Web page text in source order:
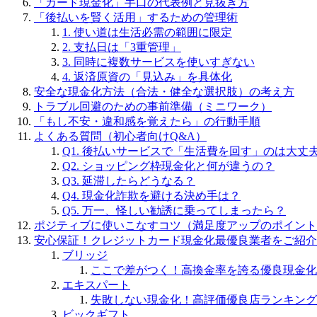
「後払いを賢く活用」するための管理術
1. 使い道は生活必需の範囲に限定
2. 支払日は「3重管理」
3. 同時に複数サービスを使いすぎない
4. 返済原資の「見込み」を具体化
安全な現金化方法（合法・健全な選択肢）の考え方
トラブル回避のための事前準備（ミニワーク）
「もし不安・違和感を覚えたら」の行動手順
よくある質問（初心者向けQ&A）
Q1. 後払いサービスで「生活費を回す」のは大丈
Q2. ショッピング枠現金化と何が違うの？
Q3. 延滞したらどうなる？
Q4. 現金化詐欺を避ける決め手は？
Q5. 万一、怪しい勧誘に乗ってしまったら？
ポジティブに使いこなすコツ（満足度アップのポイント
安心保証！クレジットカード現金化最優良業者をご紹介
ブリッジ
ここで差がつく！高換金率を誇る優良現金
エキスパート
失敗しない現金化！高評価優良店ランキング
ビックギフト